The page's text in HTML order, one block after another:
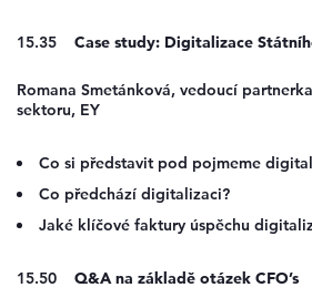
15.35 Case study: Digitalizace
Romana Smetánková, vedoucí
sektoru, EY
Co si představit pod pojmeme
Co předchází digitalizaci?
Jaké klíčové faktury úspěchu
15.50 Q&A na základě otázek CFO’s